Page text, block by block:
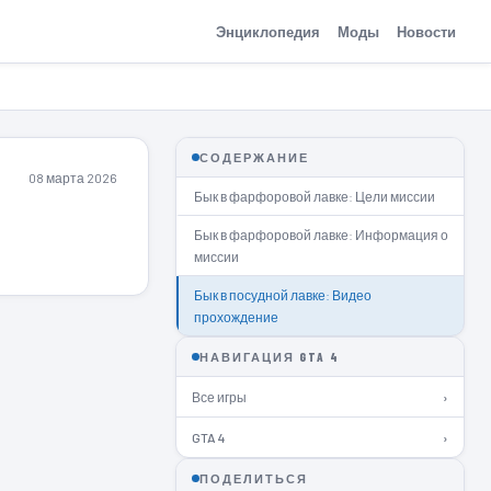
Энциклопедия Моды Новости
08 марта 2026
СОДЕРЖАНИЕ
Бык в фарфоровой лавке: Цели миссии
Бык в фарфоровой лавке: Информация о
миссии
Бык в посудной лавке: Видео
прохождение
НАВИГАЦИЯ GTA 4
Все игры ›
GTA 4 ›
ПОДЕЛИТЬСЯ